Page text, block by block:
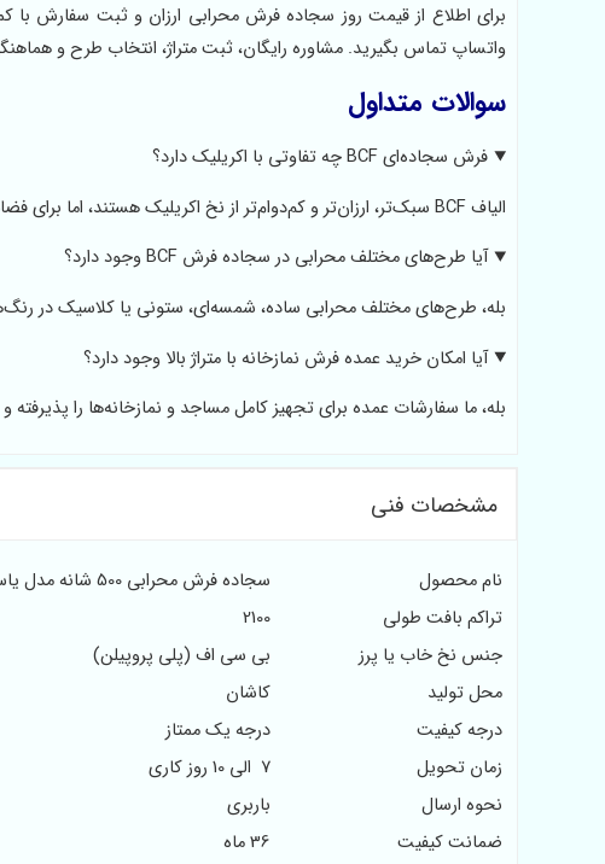
برای اطلاع از قیمت روز سجاده فرش محرابی ارزان و ثبت سفارش
واتساپ تماس بگیرید. مشاوره رایگان، ثبت متراژ، انتخاب طرح و
سوالات متداول
فرش سجاده‌ای BCF چه تفاوتی با اکریلیک دارد؟
الیاف BCF سبک‌تر، ارزان‌تر و کم‌دوام‌تر از نخ اکریلیک هستند، اما برای فضاهایی با رفت‌وآمد پایین گزینه‌ای اقتصادی محسوب می‌شوند.
آیا طرح‌های مختلف محرابی در سجاده فرش BCF وجود دارد؟
بله، طرح‌های مختلف محرابی ساده، شمسه‌ای، ستونی یا کلاسیک در
آیا امکان خرید عمده فرش نمازخانه با متراژ بالا وجود دارد؟
بله، ما سفارشات عمده برای تجهیز کامل مساجد و نمازخانه‌ها را
مشخصات فنی
نام محصول
سجاده فرش محرابی 500 شانه مدل یاس
تراکم بافت طولی
2100
جنس نخ خاب یا پرز
بی سی اف (پلی پروپیلن)
محل تولید
کاشان
درجه کیفیت
درجه یک ممتاز
زمان تحویل
7 الی 10 روز کاری
نحوه ارسال
باربری
ضمانت کیفیت
36 ماه